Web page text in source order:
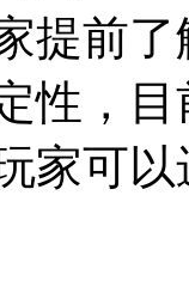
提前
性，
家可